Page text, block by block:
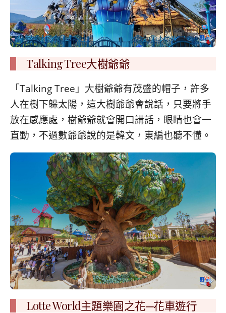
Talking Tree大樹爺爺
「Talking Tree」大樹爺爺有茂盛的帽子，許多
人在樹下躲太陽，這大樹爺爺會說話，只要將手
放在感應處，樹爺爺就會開口講話，眼睛也會一
直動，不過數爺爺說的是韓文，東編也聽不懂。
Lotte World主題樂園之花─花車遊行